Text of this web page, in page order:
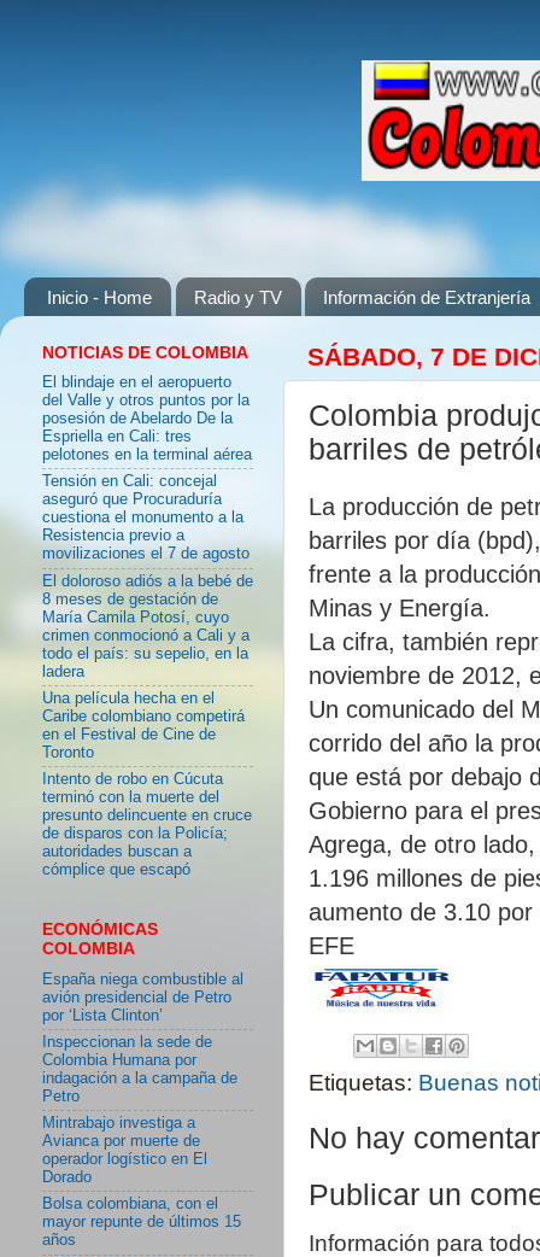
Inicio - Home Radio y TV Información de Extranjería
SÁBADO, 7 DE
Colombia
barriles de
La producción de
barriles por día
frente a la
Minas y Energía.
La cifra, también
noviembre de 2012,
Un comunicado del
corrido del año la
que está por debajo
Gobierno para el
Agrega, de otro
1.196 millones de
aumento de 3.10
EFE
Etiquetas: Buenas
No hay
Publicar un
Información para
NOTICIAS DE COLOMBIA
El blindaje en el aeropuerto
del Valle y otros puntos por la
posesión de Abelardo De la
Espriella en Cali: tres
pelotones en la terminal aérea
Tensión en Cali: concejal
aseguró que Procuraduría
cuestiona el monumento a la
Resistencia previo a
movilizaciones el 7 de agosto
El doloroso adiós a la bebé de
8 meses de gestación de
María Camila Potosí, cuyo
crimen conmocionó a Cali y a
todo el país: su sepelio, en la
ladera
Una película hecha en el
Caribe colombiano competirá
en el Festival de Cine de
Toronto
Intento de robo en Cúcuta
terminó con la muerte del
presunto delincuente en cruce
de disparos con la Policía;
autoridades buscan a
cómplice que escapó
ECONÓMICAS
COLOMBIA
España niega combustible al
avión presidencial de Petro
por ‘Lista Clinton’
Inspeccionan la sede de
Colombia Humana por
indagación a la campaña de
Petro
Mintrabajo investiga a
Avianca por muerte de
operador logístico en El
Dorado
Bolsa colombiana, con el
mayor repunte de últimos 15
años